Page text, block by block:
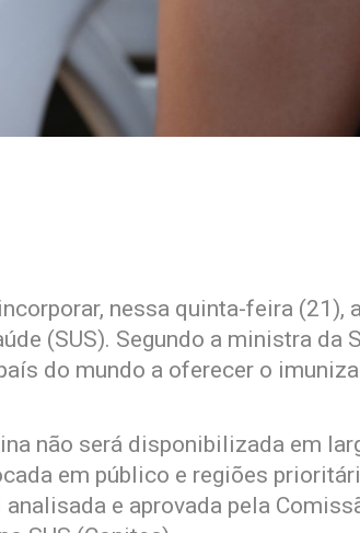
nessa quinta-feira (21),
(SUS). Segundo a ministra da
do mundo a oferecer o
não será disponibilizada em
em público e regiões
e aprovada pela